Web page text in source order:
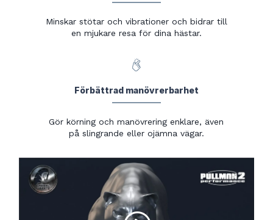
Minskar stötar och vibrationer och bidrar till
en mjukare resa för dina hästar.
Förbättrad manövrerbarhet
Gör körning och manövrering enklare, även
på slingrande eller ojämna vägar.